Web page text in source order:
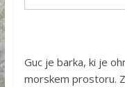
Guc je barka, ki je
morskem prostoru.